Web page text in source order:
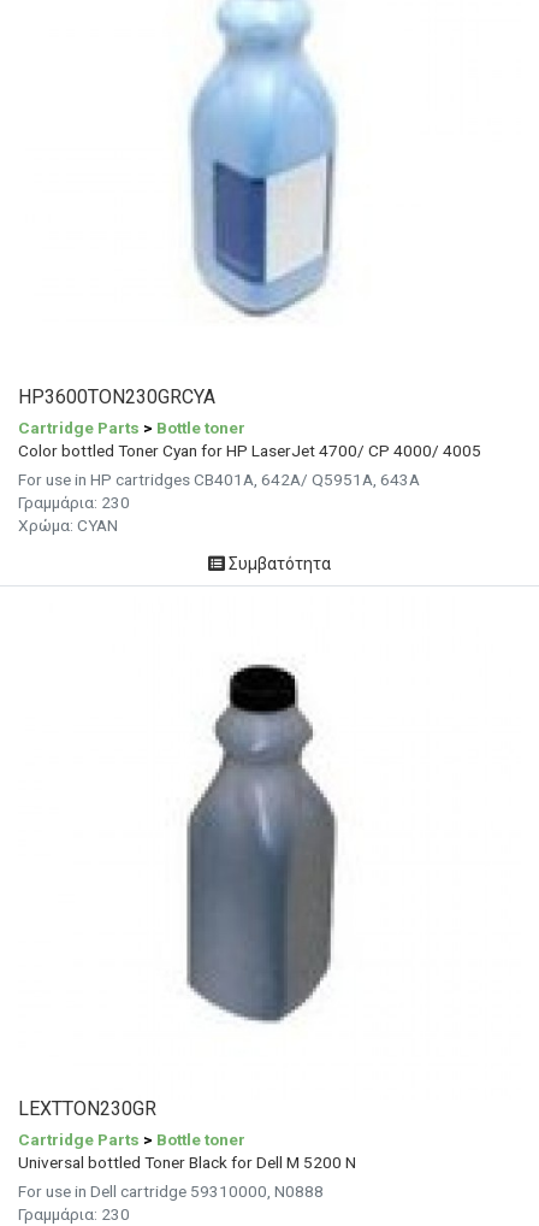
HP3600TON230GRCYA
Cartridge Parts > Bottle toner
Color bottled Toner Cyan for HP LaserJet 4700/ CP 4000/ 4005
For use in HP cartridges CB401A, 642A/ Q5951A, 643A
Γραμμάρια: 230
Χρώμα: CYAN
Συμβατότητα
LEXTTON230GR
Cartridge Parts > Bottle toner
Universal bottled Toner Black for Dell M 5200 N
For use in Dell cartridge 59310000, N0888
Γραμμάρια: 230